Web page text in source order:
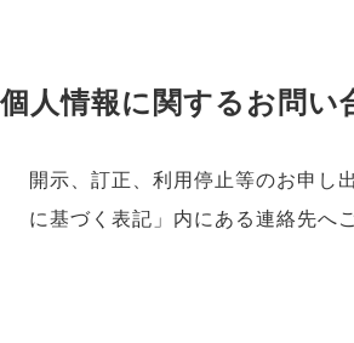
個人情報に関するお問い
開示、訂正、利用停止等のお申し
に基づく表記」内にある連絡先へ